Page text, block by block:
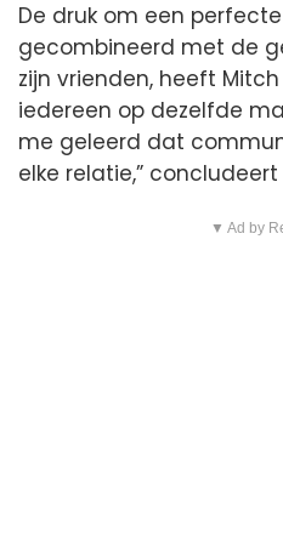
De druk om een
gecombineerd met de
zijn vrienden, heeft
iedereen op dezelfde
me geleerd dat
elke relatie,” concludeert
▼ Ad by